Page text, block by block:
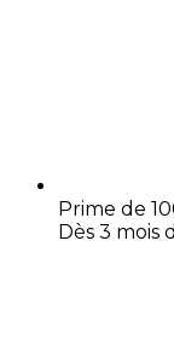
Prime de
Dès 3 mois